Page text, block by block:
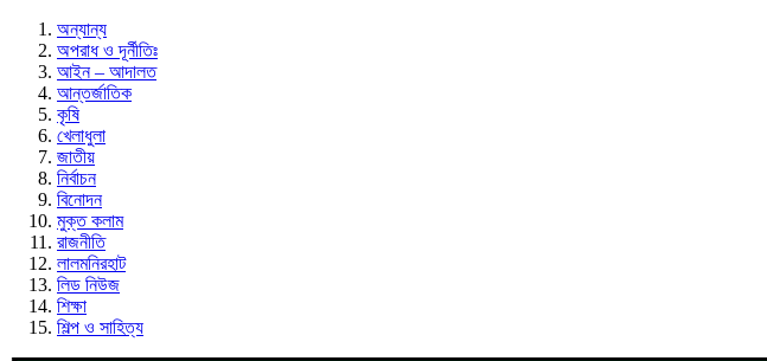
অন্যান্য
অপরাধ ও দূর্নীতিঃ
আইন – আদালত
আন্তর্জাতিক
কৃষি
খেলাধুলা
জাতীয়
নির্বাচন
বিনোদন
মুক্ত কলাম
রাজনীতি
লালমনিরহাট
লিড নিউজ
শিক্ষা
শিল্প ও সাহিত্য